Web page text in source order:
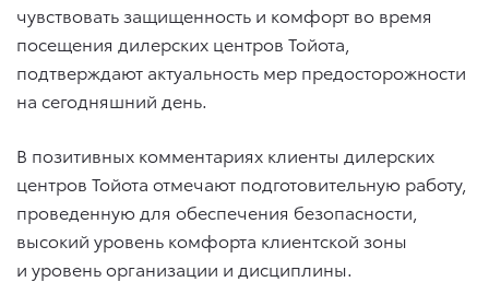
чувствовать защищенность и комфорт во время
посещения дилерских центров Тойота,
подтверждают актуальность мер предосторожности
на сегодняшний день.
В позитивных комментариях клиенты дилерских
центров Тойота отмечают подготовительную работу,
проведенную для обеспечения безопасности,
высокий уровень комфорта клиентской зоны
и уровень организации и дисциплины.